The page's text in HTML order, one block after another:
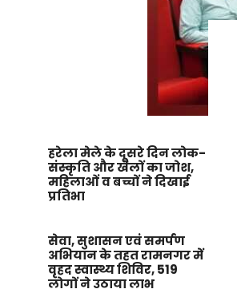
हरेला मेले के दूसरे दिन लोक-
संस्कृति और खेलों का जोश,
महिलाओं व बच्चों ने दिखाई
प्रतिभा
सेवा, सुशासन एवं समर्पण
अभियान के तहत रामनगर में
वृहद स्वास्थ्य शिविर, 519
लोगों ने उठाया लाभ